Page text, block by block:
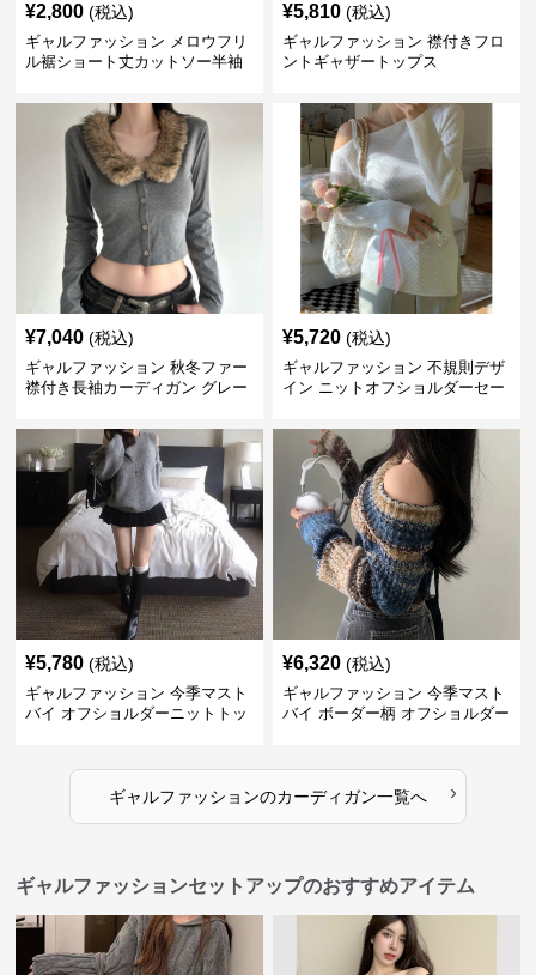
¥2,800 (税込)
ギャルファッション メロウフリ
ル裾ショート丈カットソー半袖
¥5,810 (税込)
ギャルファッション 襟付きフロ
ントギャザートップス
¥7,040 (税込)
ギャルファッション 秋冬ファー
襟付き長袖カーディガン グレー
¥5,720 (税込)
ギャルファッション 不規則デザ
イン ニットオフショルダーセー
¥5,780 (税込)
ギャルファッション 今季マスト
バイ オフショルダーニットトッ
¥6,320 (税込)
ギャルファッション 今季マスト
バイ ボーダー柄 オフショルダー
ギャルファッションのカーディガン一覧へ ›
ギャルファッションセットアップのおすすめアイテム